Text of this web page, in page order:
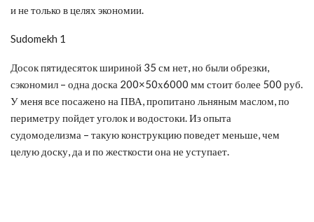
и не только в целях экономии.
Sudomekh 1
Досок пятидесяток шириной 35 см нет, но были обрезки,
сэкономил – одна доска 200×50х6000 мм стоит более 500 руб.
У меня все посажено на ПВА, пропитано льняным маслом, по
периметру пойдет уголок и водостоки. Из опыта
судомоделизма – такую конструкцию поведет меньше, чем
целую доску, да и по жесткости она не уступает.